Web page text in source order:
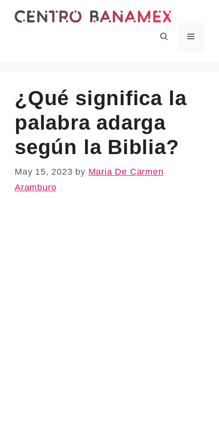
Menu
¿Qué significa la
palabra adarga
según la Biblia?
May 15, 2023 by Maria De Carmen
Aramburo